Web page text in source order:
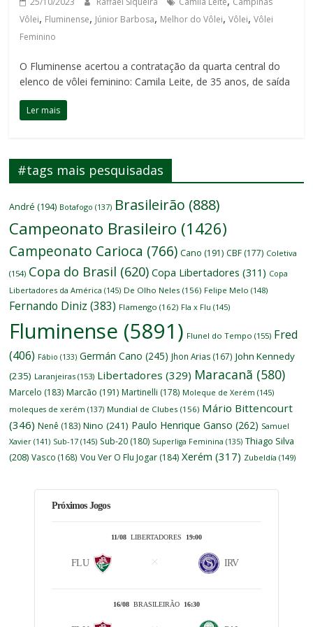
Vôlei, Fluminense, Júnior Barbosa, Melhor do Vôlei,Vôlei,Vôlei
Feminino
O Fluminense acertou a contratação da quarta central do
elenco de vôlei feminino: Camila Leite, de 35 anos, de saída
Ler mais
#tags mais pesquisadas
André (194) Botafogo (137) Brasileirão (888)
Campeonato Brasileiro (1426)
Campeonato Carioca (766) Cano (191) CBF (177) Coletiva
(154) Copa do Brasil (620) Copa Libertadores (311) Copa
Libertadores da América (145) De Olho Neles (156) Felipe Melo (148)
Fernando Diniz (383) Flamengo (162) Fla x Flu (145)
Fluminense (5891) Flunel do Tempo (155) Fred
(406) Fábio (133) Germán Cano (245) Jhon Arias (167) John Kennedy
(235) Laranjeiras (153) Libertadores (329) Maracanã (580)
Marcelo (183) Marcão (191) Martinelli (178) Moleque de Xerém (145)
moleques de xerém (137) Mundial de Clubes (156) Mário Bittencourt
(346) Nenê (183) Nino (241) Paulo Henrique Ganso (262) Samuel
Xavier (141) Sub-17 (145) Sub-20 (180) Superliga Feminina (135) Thiago Silva
(208) Vasco (168) Vou Ver O Flu Jogar (184) Xerém (317) Zubeldía (149)
Próximos Jogos
11/08LIBERTADORES 19:00
FLU IRV
16/08BRASILEIRÃO 16:30